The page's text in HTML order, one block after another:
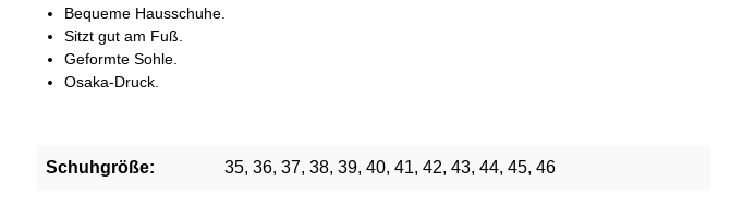
Bequeme Hausschuhe.
Sitzt gut am Fuß.
Geformte Sohle.
Osaka-Druck.
Schuhgröße: 35, 36, 37, 38, 39, 40, 41, 42, 43, 44, 45, 46